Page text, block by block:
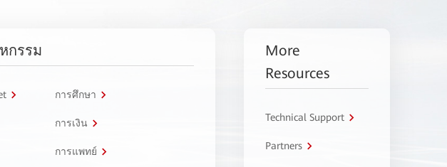
กรรม
การศึกษา
การเงิน
การแพทย์
More
Resources
Technical Support
Partners